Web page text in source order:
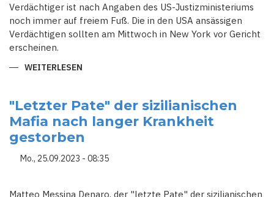
Verdächtiger ist nach Angaben des US-Justizministeriums
noch immer auf freiem Fuß. Die in den USA ansässigen
Verdächtigen sollten am Mittwoch in New York vor Gericht
erscheinen.
WEITERLESEN
GEGEN
16
MUTMASSLICHE M
ITGLIEDER D
ER G
AMBINO-M
AFIA F
AMILIE
"Letzter Pate" der sizilianischen
Mafia nach langer Krankheit
gestorben
Mo., 25.09.2023 - 08:35
Matteo Messina Denaro, der "letzte Pate" der sizilianischen